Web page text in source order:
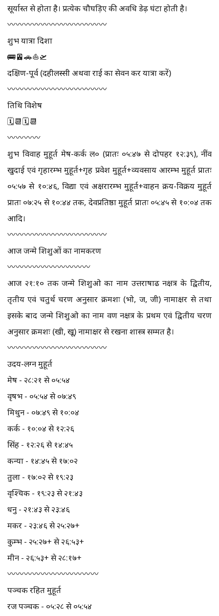
सूर्यास्त से होता है। प्रत्येक चौघड़िए की अवधि डेढ़ घंटा होती है।
〰️〰️〰️〰️〰️〰️〰️〰️〰️〰️〰️〰️
शुभ यात्रा दिशा
🚌🚈🚗⛵🛫
दक्षिण-पूर्व (दहीलस्सी अथवा राई का सेवन कर यात्रा करें)
〰️〰️〰️〰️〰️〰️〰️〰️〰️〰️〰️〰️
तिथि विशेष
🗓📆🗓📆
〰️〰️〰️〰️
शुभ विवाह मुहूर्त मेष-कर्क ल० (प्रातः ०५:४७ से दोपहर १२:३९), नींव
खुदाई एवं गृहारम्भ मुहूर्त+गृह प्रवेश मुहूर्त+व्यवसाय आरम्भ मुहूर्त प्रातः
०५:५७ से १०:४६, विद्या एवं अक्षरारम्भ मुहूर्त+वाहन क्रय-विक्रय मुहूर्त
प्रातः ०७:२५ से १०:४४ तक, देवप्रतिष्ठा मुहूर्त प्रातः ०५:४५ से १०:०४ तक
आदि।
〰️〰️〰️〰️〰️〰️〰️〰️〰️〰️〰️〰️
आज जन्मे शिशुओं का नामकरण
〰️〰️〰️〰️〰️〰️〰️〰️〰️〰️
आज २१:१० तक जन्मे शिशुओ का नाम उत्तराषाढ नक्षत्र के द्वितीय,
तृतीय एवं चतुर्थ चरण अनुसार क्रमशः (भो, ज, जी) नामाक्षर से तथा
इसके बाद जन्मे शिशुओ का नाम श्रवण नक्षत्र के प्रथम एवं द्वितीय चरण
अनुसार क्रमशः (खी, खू) नामाक्षर से रखना शास्त्र सम्मत है।
〰️〰️〰️〰️〰️〰️〰️〰️〰️〰️〰️〰️
उदय-लग्न मुहूर्त
मेष - २८:२१ से ०५:५४
वृषभ - ०५:५४ से ०७:४९
मिथुन - ०७:४९ से १०:०४
कर्क - १०:०४ से १२:२६
सिंह - १२:२६ से १४:४५
कन्या - १४:४५ से १७:०२
तुला - १७:०२ से १९:२३
वृश्चिक - १९:२३ से २१:४३
धनु - २१:४३ से २३:४६
मकर - २३:४६ से २५:२७+
कुम्भ - २५:२७+ से २६:५३+
मीन - २६:५३+ से २८:१७+
〰️〰️〰️〰️〰️〰️〰️〰️〰️〰️〰️
पञ्चक रहित मुहूर्त
रज पञ्चक - ०५:२८ से ०५:५४